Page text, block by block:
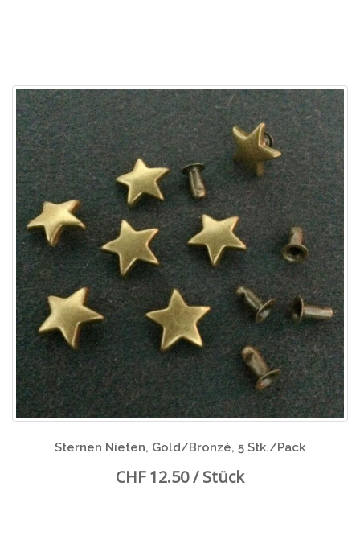
Sternen Nieten, Gold/Bronzé, 5 Stk./Pack
CHF 12.50 / Stück